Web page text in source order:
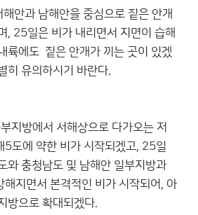
안과 남해안을 중심으로 짙은 안개
, 25일은 비가 내리면서 지면이 습해
륙에도 짙은 안개가 끼는 곳이 있겠
히 유의하시기 바란다.
지방에서 서해상으로 다가오는 저
5도에 약한 비가 시작되겠고, 25일
와 충청남도 및 남해안 일부지방과
해지면서 본격적인 비가 시작되어, 아
방으로 확대되겠다.